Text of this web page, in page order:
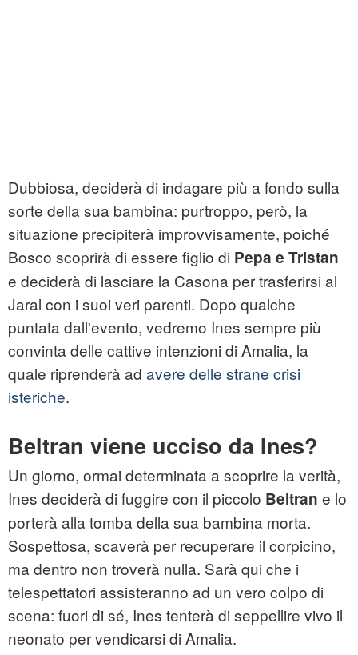
Dubbiosa, deciderà di indagare più a fondo sulla
sorte della sua bambina: purtroppo, però, la
situazione precipiterà improvvisamente, poiché
Bosco scoprirà di essere figlio di Pepa e Tristan
e deciderà di lasciare la Casona per trasferirsi al
Jaral con i suoi veri parenti. Dopo qualche
puntata dall'evento, vedremo Ines sempre più
convinta delle cattive intenzioni di Amalia, la
quale riprenderà ad avere delle strane crisi
isteriche.
Beltran viene ucciso da Ines?
Un giorno, ormai determinata a scoprire la verità,
Ines deciderà di fuggire con il piccolo Beltran e lo
porterà alla tomba della sua bambina morta.
Sospettosa, scaverà per recuperare il corpicino,
ma dentro non troverà nulla. Sarà qui che i
telespettatori assisteranno ad un vero colpo di
scena: fuori di sé, Ines tenterà di seppellire vivo il
neonato per vendicarsi di Amalia.